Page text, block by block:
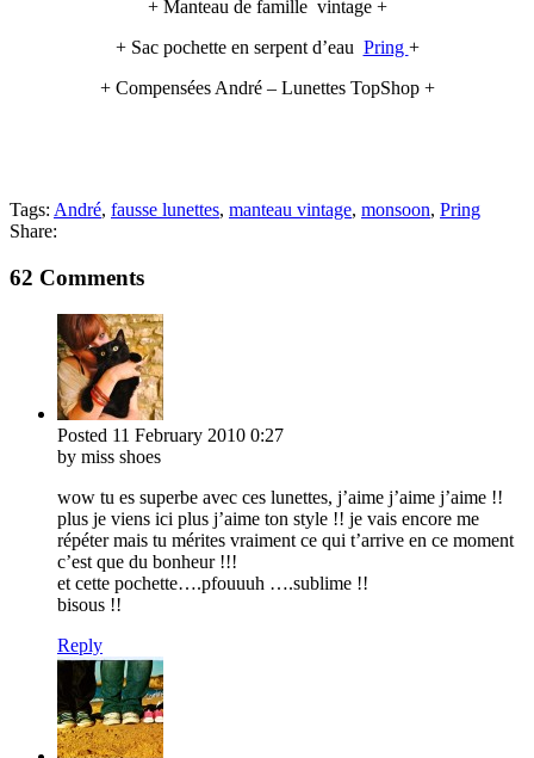
+ Manteau de famille vintage +
+ Sac pochette en serpent d’eau Pring +
+ Compensées André – Lunettes TopShop +
Tags: André, fausse lunettes, manteau vintage, monsoon, Pring
Share:
62 Comments
Posted 11 February 2010 0:27
by miss shoes
wow tu es superbe avec ces lunettes, j’aime j’aime j’aime !!
plus je viens ici plus j’aime ton style !! je vais encore me
répéter mais tu mérites vraiment ce qui t’arrive en ce moment
c’est que du bonheur !!!
et cette pochette….pfouuuh ….sublime !!
bisous !!
Reply